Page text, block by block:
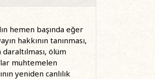
hemen başında eğer
hakkının tanınması,
ölüm
muhtemelen
yeniden canlılık